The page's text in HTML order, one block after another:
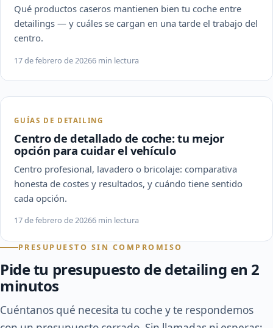
Qué productos caseros mantienen bien tu coche entre
detailings — y cuáles se cargan en una tarde el trabajo del
centro.
17 de febrero de 20266 min lectura
GUÍAS DE DETAILING
Centro de detallado de coche: tu mejor
opción para cuidar el vehículo
Centro profesional, lavadero o bricolaje: comparativa
honesta de costes y resultados, y cuándo tiene sentido
cada opción.
17 de febrero de 20266 min lectura
PRESUPUESTO SIN COMPROMISO
Pide tu presupuesto de detailing en 2
minutos
Cuéntanos qué necesita tu coche y te respondemos